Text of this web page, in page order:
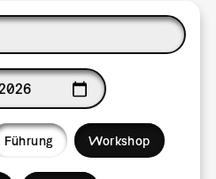
Führung Workshop